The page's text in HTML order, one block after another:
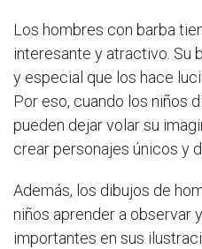
Los hombres con barba
interesante y atractivo. Su
y especial que los hace
Por eso, cuando los niños
pueden dejar volar su
crear personajes únicos y
Además, los dibujos de
niños aprender a observar
importantes en sus